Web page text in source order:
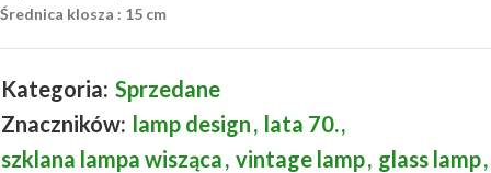
Średnica klosza : 15 cm
Kategoria: Sprzedane
Znaczników: lamp design, lata 70.,
szklana lampa wisząca, vintage lamp, glass lamp,